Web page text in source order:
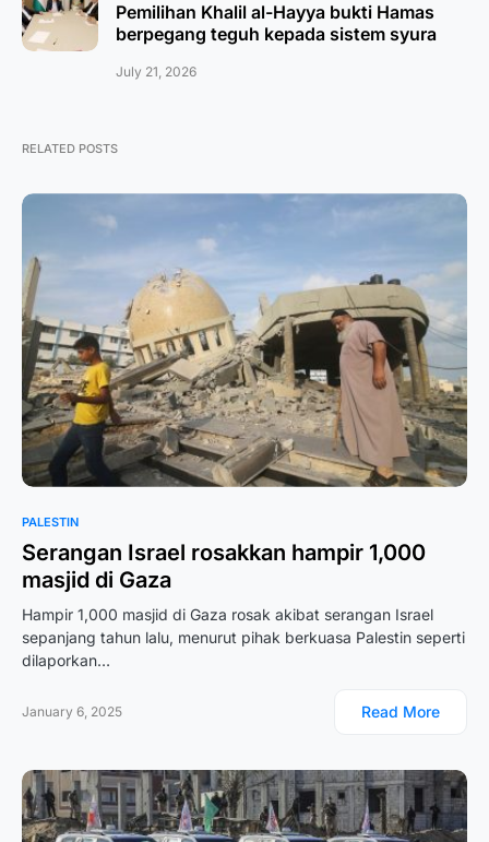
Pemilihan Khalil al-Hayya bukti Hamas
berpegang teguh kepada sistem syura
July 21, 2026
RELATED POSTS
PALESTIN
Serangan Israel rosakkan hampir 1,000
masjid di Gaza
Hampir 1,000 masjid di Gaza rosak akibat serangan Israel
sepanjang tahun lalu, menurut pihak berkuasa Palestin seperti
dilaporkan…
January 6, 2025 Read More